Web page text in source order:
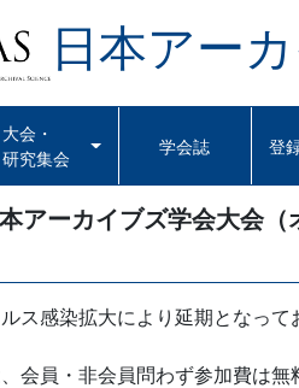
日本アー
大会・
研究集会
学会誌 登
アーカイブズ学会大会
ス感染拡大により延期となっ
会員・非会員問わず参加費は無